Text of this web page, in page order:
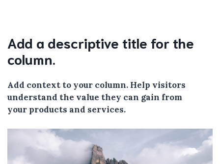
Add a descriptive title for the
column.
Add context to your column. Help visitors
understand the value they can gain from
your products and services.